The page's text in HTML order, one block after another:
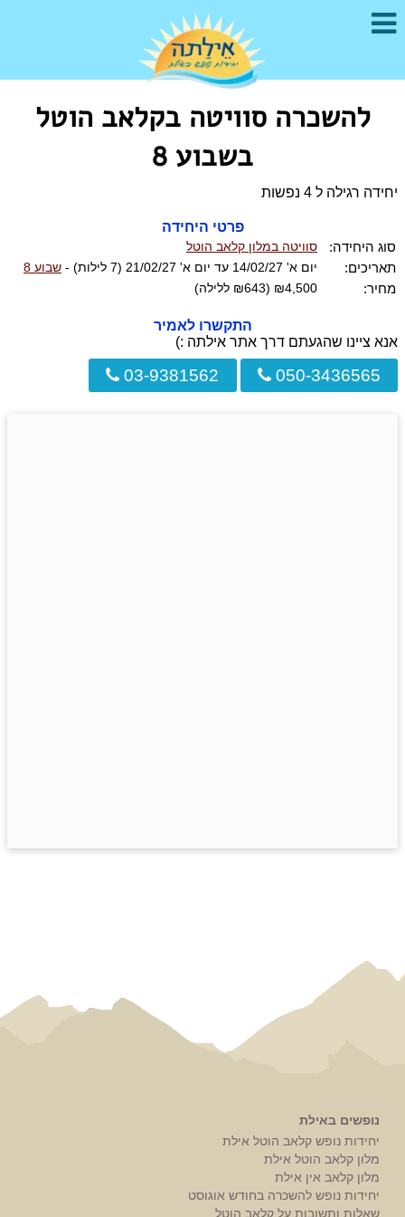
להשכרה סוויטה בקלאב הוטל
בשבוע 8
יחידה רגילה ל 4 נפשות
פרטי היחידה
סוג היחידה:
סוויטה במלון קלאב הוטל
תאריכים: יום א' 14/02/27 עד יום א' 21/02/27 (7 לילות) - שבוע 8
מחיר: ₪4,500 (₪643 ללילה)
התקשרו לאמיר
אנא ציינו שהגעתם דרך אתר אילתה :)
050-3436565
03-9381562
נופשים באילת
יחידות נופש קלאב הוטל אילת
מלון קלאב הוטל אילת
מלון קלאב אין אילת
יחידות נופש להשכרה בחודש אוגוסט
שאלות ותשובות על קלאב הוטל